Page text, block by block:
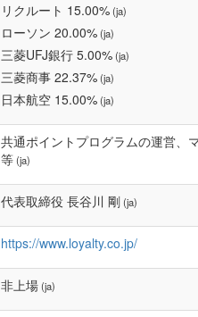
リクルート 15.00%(ja)
ローソン 20.00%(ja)
三菱UFJ銀行 5.00%(ja)
三菱商事 22.37%(ja)
日本航空 15.00%(ja)
共通ポイントプログラムの運営、
等(ja)
代表取締役 長谷川 剛(ja)
https://www.loyalty.co.jp/
非上場(ja)